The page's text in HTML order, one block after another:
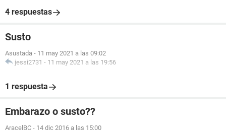
4 respuestas
Susto
Asustada - 11 may 2021 a las 09:02
jessi2731 - 11 may 2021 a las 19:56
1 respuesta
Embarazo o susto??
AracelBC - 14 dic 2016 a las 15:00